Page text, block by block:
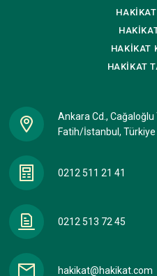
HAKİKAT
HAKİKAT
HAKİKAT
Ankara Cd.,
Fatih/İstanbul, Türkiye
0212 511 21 41
0212 513 72 45
hakikat@hakikat.com